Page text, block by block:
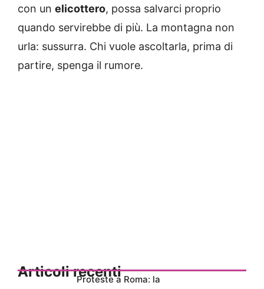
con un elicottero, possa salvarci proprio
quando servirebbe di più. La montagna non
urla: sussurra. Chi vuole ascoltarla, prima di
partire, spenga il rumore.
Articoli recenti
Proteste a Roma: la